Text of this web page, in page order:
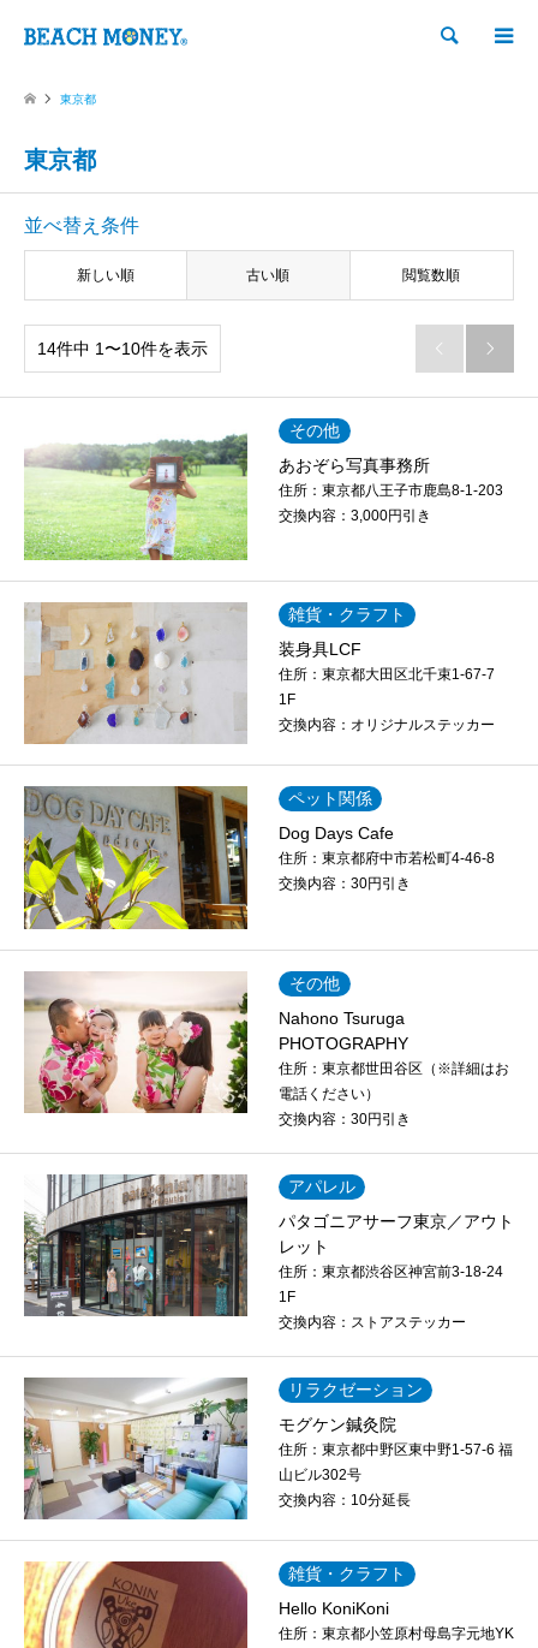
検索
東京都
東京都
並べ替え条件
新しい順 古い順 閲覧数順
14件中 1〜10件を表示  
その他
あおぞら写真事務所
住所： 東京都八王子市鹿島8-1-203
交換内容： 3,000円引き
雑貨・クラフト
装身具LCF
住所： 東京都大田区北千束1-67-7
1F
交換内容： オリジナルステッカー
ペット関係
Dog Days Cafe
住所： 東京都府中市若松町4-46-8
交換内容： 30円引き
その他
Nahono Tsuruga
PHOTOGRAPHY
住所： 東京都世田谷区（※詳細はお
電話ください）
交換内容： 30円引き
アパレル
パタゴニアサーフ東京／アウト
レット
住所： 東京都渋谷区神宮前3-18-24
1F
交換内容： ストアステッカー
リラクゼーション
モグケン鍼灸院
住所： 東京都中野区東中野1-57-6 福
山ビル302号
交換内容： 10分延長
雑貨・クラフト
Hello KoniKoni
住所： 東京都小笠原村母島字元地YK